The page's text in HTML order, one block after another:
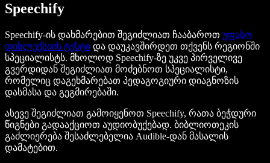
Speechify
Speechify-ის დახმარებით შეგიძლიათ ჩააბაროთ უფასო
დისლექსიის ტესტი და დაუკავშირდეთ თქვენს რეგიონში
სპეციალისტს. მხოლოდ Speechify-ზე უკვე პირველივე
გვერდიდან შეგიძლიათ მოძებნოთ სპეციალისტი,
რომელიც დაგეხმარებათ პედაგოგიური დიაგნოზის
დასმასა და გეგმირებაში.
ასევე შეგიძლიათ გამოიყენოთ Speechify, რათა ბეჭდური
წიგნები გადააქციოთ აუდიობუქებად. ბიბლიოთეკის
გაძლიერება შესაძლებელია Audible-დან მასალის
დამატებით.